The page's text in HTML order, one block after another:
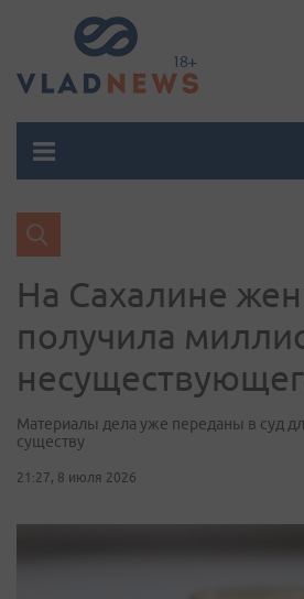
На Сахалине
получила
Материалы дела уже переданы в суд
существу
21:27, 8 июля 2026